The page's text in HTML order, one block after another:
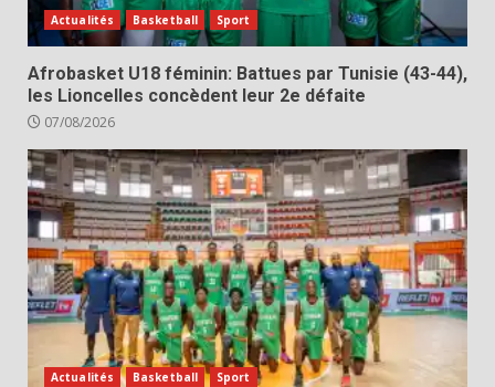
Actualités Basketball Sport
Afrobasket U18 féminin: Battues par Tunisie (43-44),
les Lioncelles concèdent leur 2e défaite
07/08/2026
Actualités Basketball Sport